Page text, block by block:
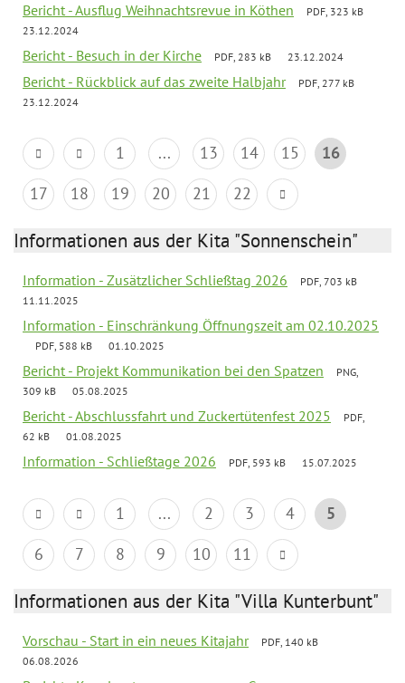
Bericht - Ausflug Weihnachtsrevue in Köthen
PDF, 323 kB
23.12.2024
Bericht - Besuch in der Kirche PDF, 283 kB 23.12.2024
Bericht - Rückblick auf das zweite Halbjahr
PDF, 277 kB
23.12.2024
1 ... 13 14 15
16
17
18 19 20 21 22
Informationen aus der Kita "Sonnenschein"
Information - Zusätzlicher Schließtag 2026
PDF, 703 kB
11.11.2025
Information - Einschränkung Öffnungszeit am 02.10.2025
PDF, 588 kB 01.10.2025
Bericht - Projekt Kommunikation bei den Spatzen
PNG,
309 kB
05.08.2025
Bericht - Abschlussfahrt und Zuckertütenfest 2025
PDF,
62 kB
01.08.2025
Information - Schließtage 2026 PDF, 593 kB 15.07.2025
1 ... 2 3 4
5
6
7 8 9 10 11
Informationen aus der Kita "Villa Kunterbunt"
Vorschau - Start in ein neues Kitajahr
PDF, 140 kB
06.08.2026